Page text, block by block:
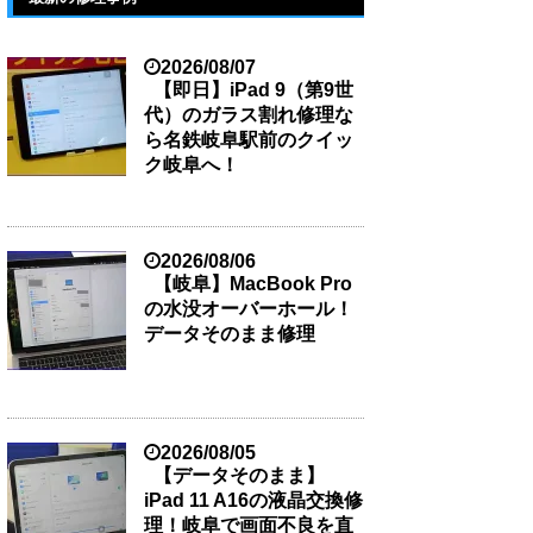
2026/08/07
【即日】iPad 9（第9世
代）のガラス割れ修理な
ら名鉄岐阜駅前のクイッ
ク岐阜へ！
2026/08/06
【岐阜】MacBook Pro
の水没オーバーホール！
データそのまま修理
2026/08/05
【データそのまま】
iPad 11 A16の液晶交換修
理！岐阜で画面不良を直